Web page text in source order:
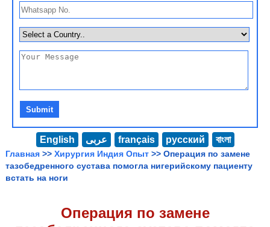
English عربى français русский বাংলা
Главная >> Хирургия Индия Опыт >> Операция по замене
тазобедренного сустава помогла нигерийскому пациенту
встать на ноги
Операция по замене